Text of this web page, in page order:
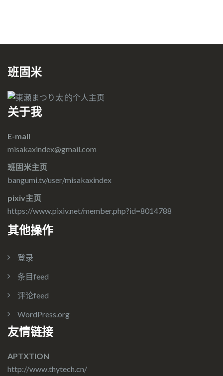
班固米
关于我
E-mail
misakaxindex@gmail.com
班固米主页
bangumi.tv/user/misakaxindex
pixiv主页
https://www.pixiv.net/member.php?id=8014788
其他操作
登录
条目feed
评论feed
WordPress.org
友情链接
APTXTION
http://www.thytech.cn/